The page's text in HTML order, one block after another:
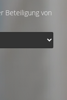
Beteiligung von